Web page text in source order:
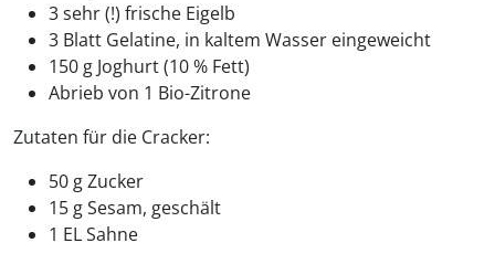
3 sehr (!) frische Eigelb
3 Blatt Gelatine, in kaltem Wasser eingeweicht
150 g Joghurt (10 % Fett)
Abrieb von 1 Bio-Zitrone
Zutaten für die Cracker:
50 g Zucker
15 g Sesam, geschält
1 EL Sahne